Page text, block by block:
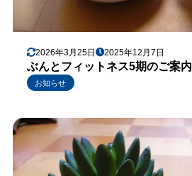
2026年3月25日 2025年12月7日
ぶんとフィットネス5期のご案内
お知らせ